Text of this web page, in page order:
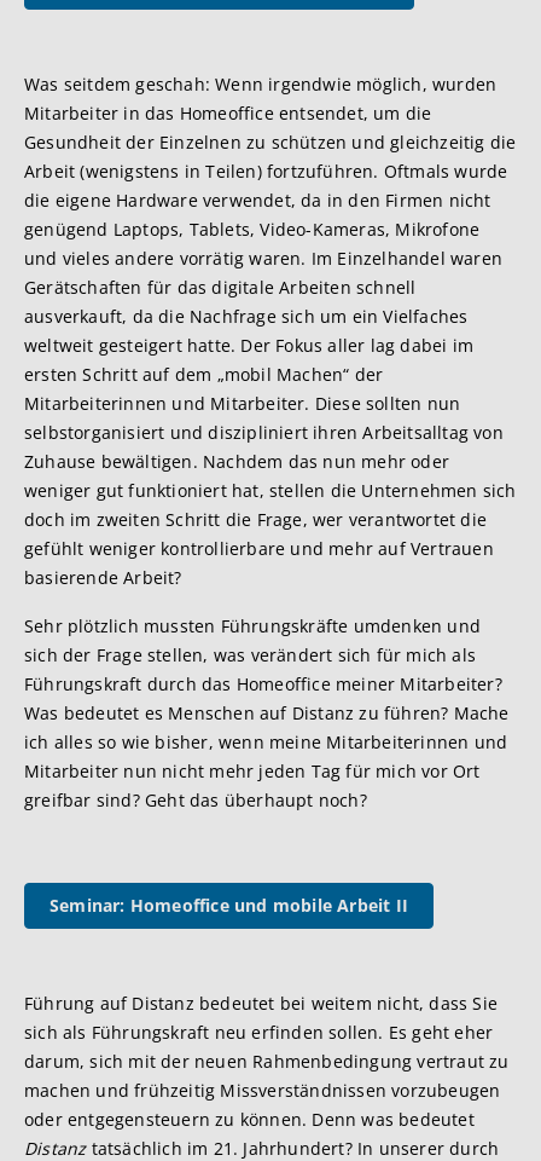
Was seitdem geschah: Wenn irgendwie möglich, wurden
Mitarbeiter in das Homeoffice entsendet, um die
Gesundheit der Einzelnen zu schützen und gleichzeitig die
Arbeit (wenigstens in Teilen) fortzuführen. Oftmals wurde
die eigene Hardware verwendet, da in den Firmen nicht
genügend Laptops, Tablets, Video-Kameras, Mikrofone
und vieles andere vorrätig waren. Im Einzelhandel waren
Gerätschaften für das digitale Arbeiten schnell
ausverkauft, da die Nachfrage sich um ein Vielfaches
weltweit gesteigert hatte. Der Fokus aller lag dabei im
ersten Schritt auf dem „mobil Machen“ der
Mitarbeiterinnen und Mitarbeiter. Diese sollten nun
selbstorganisiert und diszipliniert ihren Arbeitsalltag von
Zuhause bewältigen. Nachdem das nun mehr oder
weniger gut funktioniert hat, stellen die Unternehmen sich
doch im zweiten Schritt die Frage, wer verantwortet die
gefühlt weniger kontrollierbare und mehr auf Vertrauen
basierende Arbeit?
Sehr plötzlich mussten Führungskräfte umdenken und
sich der Frage stellen, was verändert sich für mich als
Führungskraft durch das Homeoffice meiner Mitarbeiter?
Was bedeutet es Menschen auf Distanz zu führen? Mache
ich alles so wie bisher, wenn meine Mitarbeiterinnen und
Mitarbeiter nun nicht mehr jeden Tag für mich vor Ort
greifbar sind? Geht das überhaupt noch?
Seminar: Homeoffice und mobile Arbeit II
Führung auf Distanz bedeutet bei weitem nicht, dass Sie
sich als Führungskraft neu erfinden sollen. Es geht eher
darum, sich mit der neuen Rahmenbedingung vertraut zu
machen und frühzeitig Missverständnissen vorzubeugen
oder entgegensteuern zu können. Denn was bedeutet
Distanz tatsächlich im 21. Jahrhundert? In unserer durch